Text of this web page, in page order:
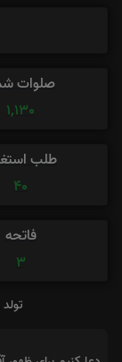
صلوات
1,130
طلب
40
فاتحه
3
تولد : 1373/